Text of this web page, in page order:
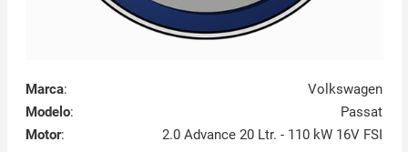
Marca:
Volkswagen
Modelo:
Passat
Motor: 2.0 Advance 20 Ltr. - 110 kW 16V FSI